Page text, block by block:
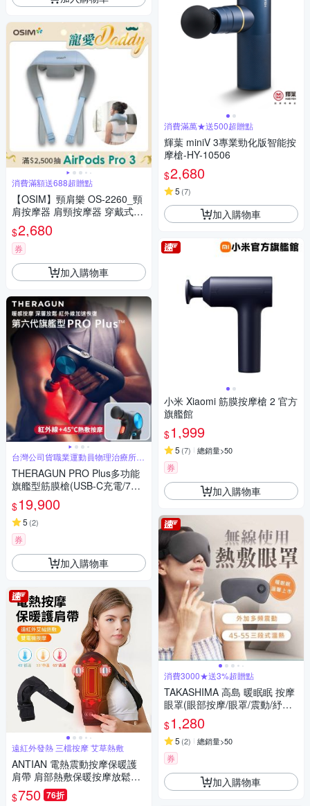
消費滿額送688超贈點
【OSIM】頸肩樂 OS-2260_頸
肩按摩器 肩頸按摩器 穿戴式按
摩器 肩頸熱敷按摩 頸部按摩 肩
頸舒壓 肩頸紓壓
$2,680
券
加入購物車
台灣公司貨職業運動員物理治療所
指定使用
THERAGUN PRO Plus多功能
旗艦型筋膜槍(USB-C充電/7款
按摩頭/16mm振幅/27kg推力)
$19,900
5 (2)
券
加入購物車
遠紅外發熱 三檔按摩 艾草熱敷
ANTIAN 電熱震動按摩保暖護
肩帶 肩部熱敷保暖按摩放鬆器
手臂按摩機 肩膀運動護具
$750 76折
消費滿萬★送500超贈點
輝葉 miniV 3專業勁化版智能按
摩槍-HY-10506
$2,680
5 (7)
加入購物車
小米 Xiaomi 筋膜按摩槍 2 官方
旗艦館
$1,999
5 (7) 總銷量>50
券
加入購物車
消費3000★送3%超贈點
TAKASHIMA 高島 暖眠眠 按摩
眼罩(眼部按摩/眼罩/震動/紓壓/
熱敷/禮物/M-203)
$1,280
5 (2) 總銷量>50
券
加入購物車